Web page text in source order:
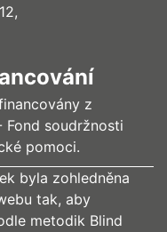
z
Fond soudržnosti
pomoci.
byla zohledněna
tak, aby
metodik Blind